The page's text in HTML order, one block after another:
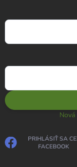
PRIHLÁSIŤ SA
FACEBOOK